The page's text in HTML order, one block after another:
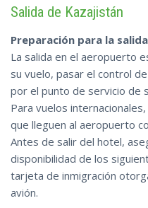
Salida de Kazajistán
Preparación para la salida
La salida en el aeropuerto
su vuelo, pasar el control
por el punto de servicio de
Para vuelos
que lleguen al aeropuerto
Antes de salir del hotel,
disponibilidad de los
tarjeta de inmigración
avión.